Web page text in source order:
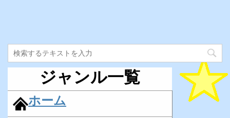
ジャンル一覧
ホーム